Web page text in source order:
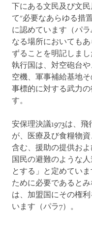
下にある文民及び文
て"必要なあらゆる措
に認めています（パ
なる場所においても
ずることを明記しま
執行国は、対空砲台
空機、軍事補給基地
事標的に対する武力
す。
安保理決議1973は、
が、医療及び食糧物
含む、援助の提供お
国民の避難のような
とする」と定めてい
ために必要であると
は、加盟国にその権
います（パラ7）。